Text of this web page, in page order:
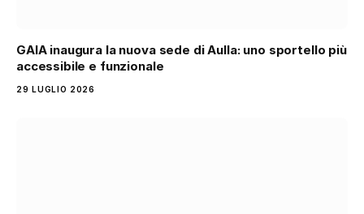
GAIA inaugura la nuova sede di Aulla: uno sportello più
accessibile e funzionale
29 LUGLIO 2026